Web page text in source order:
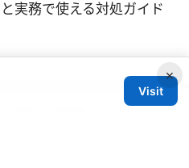
実務で使える対処ガイド
×
Visit
RESERVED.